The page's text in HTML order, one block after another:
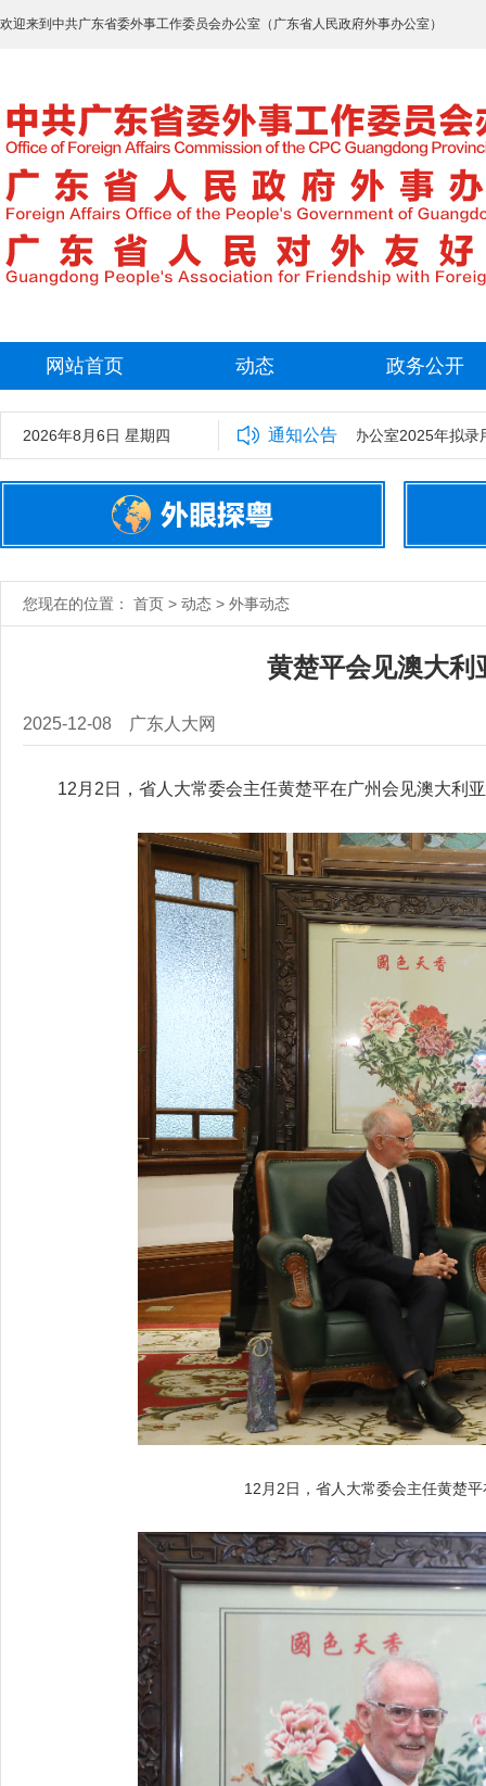
欢迎来到中共广东省委外事工作委员会办公室（广东省人民政府外事办公室）
网站首页 动态 政务公开
2026年8月6日 星期四 通知公告
中共广东省委外事工作委员会办公室2025年拟录用工
您现在的位置： 首页 > 动态 > 外事动态
黄楚平会见澳大利
2025-12-08 广东人大网
12月2日，省人大常委会主任黄楚平在广州会见澳大利亚
12月2日，省人大常委会主任黄楚